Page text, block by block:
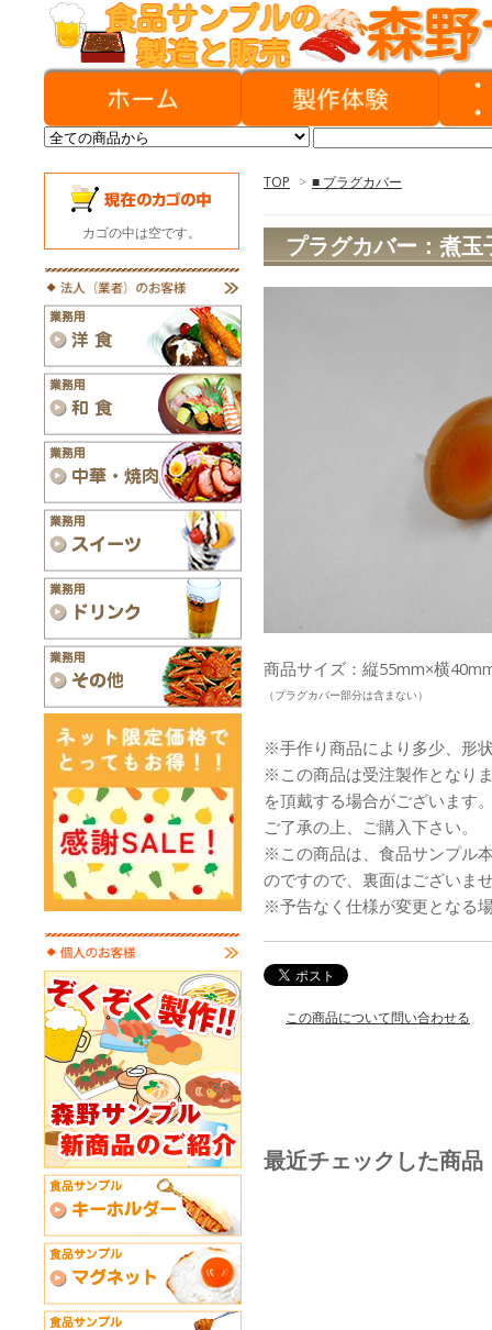
TOP > ■ プラグカバー
プラグカバー：煮玉
商品サイズ：縦55mm×横
（プラグカバー部分は含まない）
※手作り商品により多少、形
※この商品は受注製作となり
を頂戴する場合がございます
ご了承の上、ご購入下さい。
※この商品は、食品サンプル
のですので、裏面はございま
※予告なく仕様が変更となる
この商品について問い合わせる
最近チェックした商品
カゴの中は空です。